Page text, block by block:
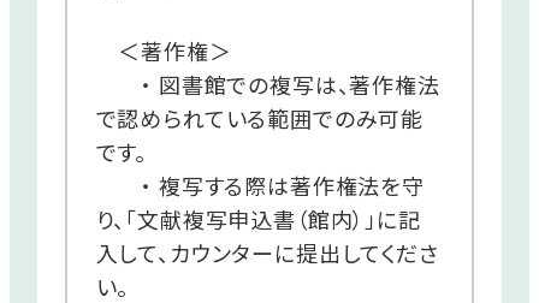
＜著作権＞
・ 図書館での複写は、著作権法
で認められている範囲でのみ可能
です。
・ 複写する際は著作権法を守
り、「文献複写申込書（館内）」に記
入して、カウンターに提出してくださ
い。